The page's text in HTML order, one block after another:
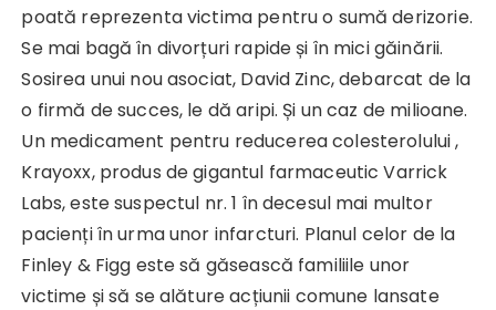
poată reprezenta victima pentru o sumă derizorie.
Se mai bagă în divorțuri rapide și în mici găinării.
Sosirea unui nou asociat, David Zinc, debarcat de la
o firmă de succes, le dă aripi. Și un caz de milioane.
Un medicament pentru reducerea colesterolului ,
Krayoxx, produs de gigantul farmaceutic Varrick
Labs, este suspectul nr. 1 în decesul mai multor
pacienți în urma unor infarcturi. Planul celor de la
Finley & Figg este să găsească familiile unor
victime și să se alăture acțiunii comune lansate